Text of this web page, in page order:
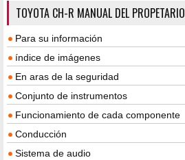
TOYOTA CH-R MANUAL DEL PROPETARIO
Para su información
índice de imágenes
En aras de la seguridad
Conjunto de instrumentos
Funcionamiento de cada componente
Conducción
Sistema de audio